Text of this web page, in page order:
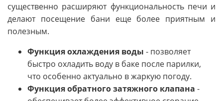
существенно расширяют функциональность печи и
делают посещение бани еще более приятным и
полезным.
Функция охлаждения воды - позволяет
быстро охладить воду в баке после парилки,
что особенно актуально в жаркую погоду.
Функция обратного затяжного клапана -